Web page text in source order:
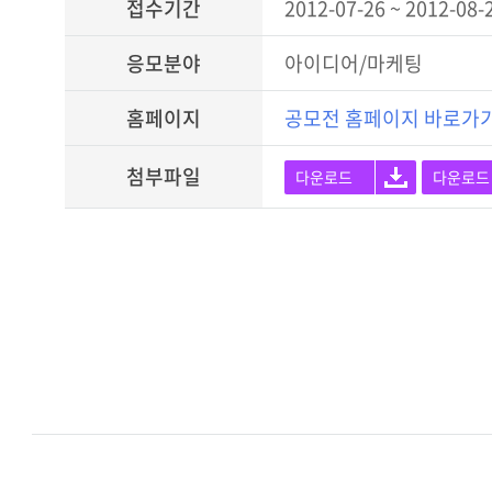
접수기간
2012-07-26 ~ 2012-08-
응모분야
아이디어/마케팅
홈페이지
공모전 홈페이지 바로가
첨부파일
다운로드 다운로드